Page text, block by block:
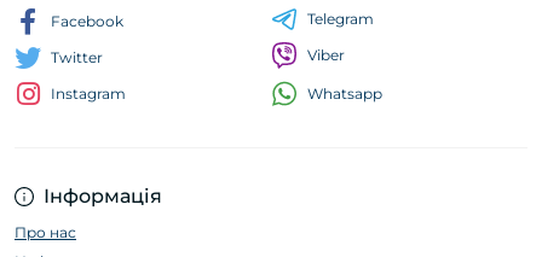
Інформація
Про нас
Facebook
Twitter
Instagram
Telegram
Viber
Whatsapp